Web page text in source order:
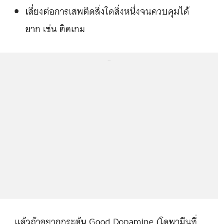
เสี่ยงต่อการเสพติดสิ่งใดสิ่งหนึ่งจนควบคุมได้
ยาก เช่น ติดเกม